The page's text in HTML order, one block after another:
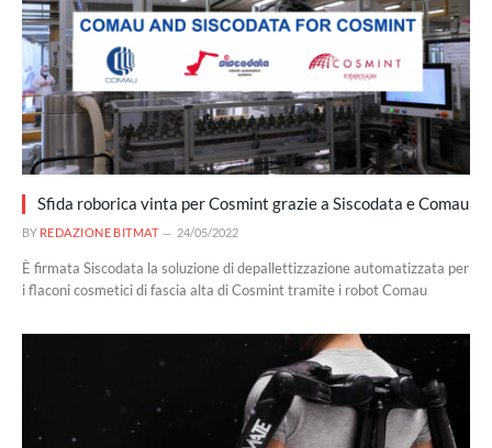
Sfida roborica vinta per Cosmint grazie a Siscodata e Comau
BY REDAZIONE BITMAT 24/05/2022
È firmata Siscodata la soluzione di depallettizzazione automatizzata per
i flaconi cosmetici di fascia alta di Cosmint tramite i robot Comau